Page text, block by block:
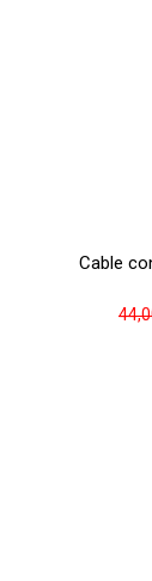
Cable